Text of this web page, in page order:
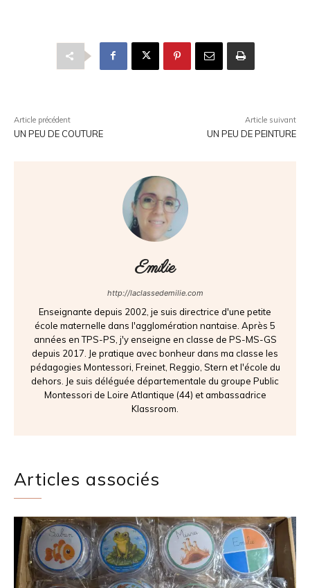
Article précédent
UN PEU DE COUTURE
Article suivant
UN PEU DE PEINTURE
Emilie
http://laclassedemilie.com
Enseignante depuis 2002, je suis directrice d'une petite
école maternelle dans l'agglomération nantaise. Après 5
années en TPS-PS, j'y enseigne en classe de PS-MS-GS
depuis 2017. Je pratique avec bonheur dans ma classe les
pédagogies Montessori, Freinet, Reggio, Stern et l'école du
dehors. Je suis déléguée départementale du groupe Public
Montessori de Loire Atlantique (44) et ambassadrice
Klassroom.
Articles associés